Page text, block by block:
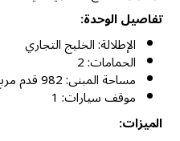
تفاصيل الوحدة:
الإطلالة: الخليج التجاري
الحمامات: 2
مساحة المبنى: 982 قدم مربع
موقف سيارات: 1
الميزات: